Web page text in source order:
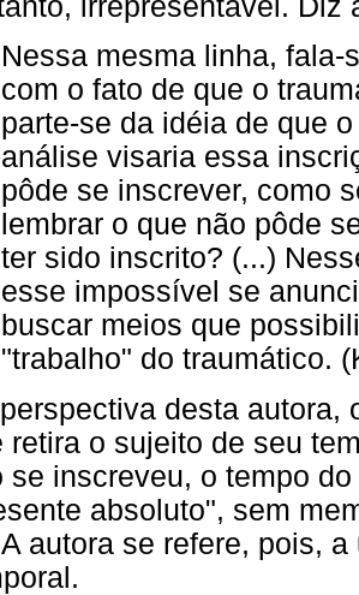
Nessa mesma linha,
com o fato de que o
parte-se da idéia de que
análise visaria essa
pôde se inscrever, como
lembrar o que não pôde
ter sido inscrito? (...)
esse impossível se
buscar meios que
"trabalho" do traumático.
desta autora,
retira o sujeito de seu
se inscreveu, o tempo
absoluto", sem
autora se refere, pois,